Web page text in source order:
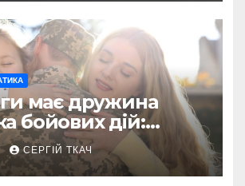
має дружина
бойових дій:
і порядок
СЕРГІЙ ТКАЧ